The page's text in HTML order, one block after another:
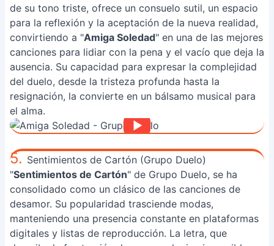
de su tono triste, ofrece un consuelo sutil, un espacio
para la reflexión y la aceptación de la nueva realidad,
convirtiendo a "Amiga Soledad" en una de las mejores
canciones para lidiar con la pena y el vacío que deja la
ausencia. Su capacidad para expresar la complejidad
del duelo, desde la tristeza profunda hasta la
resignación, la convierte en un bálsamo musical para
el alma.
5. Sentimientos de Cartón (Grupo Duelo)
"Sentimientos de Cartón" de Grupo Duelo, se ha
consolidado como un clásico de las canciones de
desamor. Su popularidad trasciende modas,
manteniendo una presencia constante en plataformas
digitales y listas de reproducción. La letra, que